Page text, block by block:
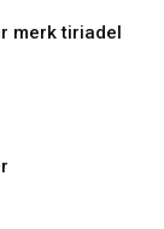
merk tiriadel